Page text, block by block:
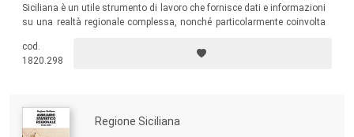
Siciliana è un utile strumento di lavoro che fornisce dati e informazioni
su una realtà regionale complessa, nonché particolarmente coinvolta
indicatori riportati nel volume.
cod.
1820.298
Regione Siciliana